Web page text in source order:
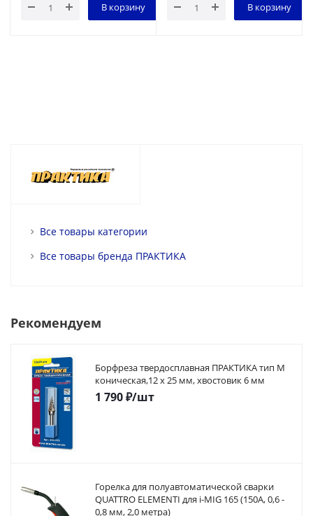
В корзину В корзину
Все товары категории
Все товары бренда ПРАКТИКА
Рекомендуем
Борфреза твердосплавная ПРАКТИКА тип M
коническая,12 х 25 мм, хвостовик 6 мм
1 790₽/шт
Горелка для полуавтоматической сварки
QUATTRO ELEMENTI для i-MIG 165 (150A, 0,6 -
0,8 мм, 2,0 метра)